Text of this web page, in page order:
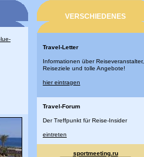
VERSCHIEDENES
Travel-Letter
Informationen über Reiseveranstalter,
Reiseziele und tolle Angebote!
hier eintragen
Travel-Forum
Der Treffpunkt für Reise-Insider
eintreten
sportmeeting.ru